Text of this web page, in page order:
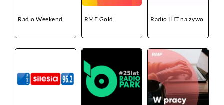
Radio Weekend RMF Gold Radio HIT na żywo